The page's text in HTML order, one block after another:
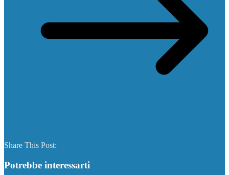
Share This Post:
Potrebbe interessarti